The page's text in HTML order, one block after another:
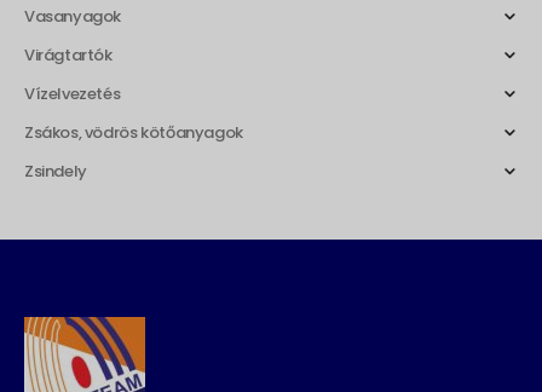
Vasanyagok
Virágtartók
Vízelvezetés
Zsákos, vödrös kötőanyagok
Zsindely